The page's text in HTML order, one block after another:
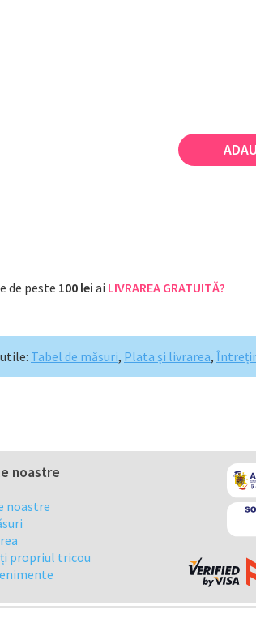
de peste 100 lei ai LIVRAREA GRATUITĂ?
Tabel de măsuri, Plata și livrarea,
noastre
noastre
propriul tricou